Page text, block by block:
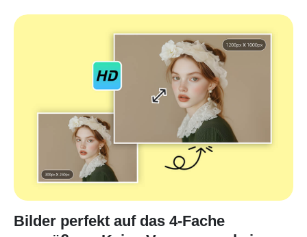
Bilder perfekt auf das 4-Fache